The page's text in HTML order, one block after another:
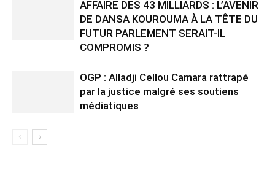
AFFAIRE DES 43 MILLIARDS : L’AVENIR
DE DANSA KOUROUMA À LA TÊTE DU
FUTUR PARLEMENT SERAIT-IL
COMPROMIS ?
OGP : Alladji Cellou Camara rattrapé
par la justice malgré ses soutiens
médiatiques